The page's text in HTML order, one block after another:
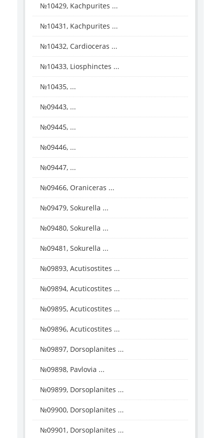
№10429, Kachpurites ...
№10431, Kachpurites ...
№10432, Cardioceras ...
№10433, Liosphinctes ...
№10435, ...
№09443, ...
№09445, ...
№09446, ...
№09447, ...
№09466, Oraniceras ...
№09479, Sokurella ...
№09480, Sokurella ...
№09481, Sokurella ...
№09893, Acutisostites ...
№09894, Acuticostites ...
№09895, Acuticostites ...
№09896, Acuticostites ...
№09897, Dorsoplanites ...
№09898, Pavlovia ...
№09899, Dorsoplanites ...
№09900, Dorsoplanites ...
№09901, Dorsoplanites ...